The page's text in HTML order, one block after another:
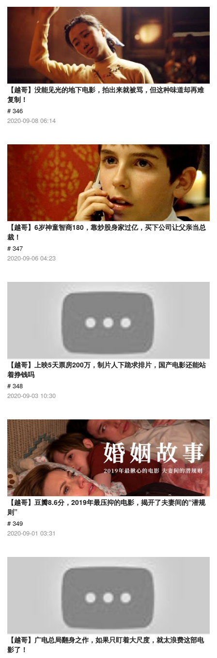
【越哥】没能见光的地下电影，拍出来就被骂，但这种味道却再难
复制！
# 346
2020-09-08 06:14
【越哥】6岁神童智商180，靠炒股身家过亿，买下公司让父亲当总
裁！
# 347
2020-09-06 04:23
【越哥】上映5天票房200万，制片人下跪求排片，国产电影还能站
着挣钱吗
# 348
2020-09-03 10:30
【越哥】豆瓣8.6分，2019年最压抑的电影，揭开了夫妻间的“潜规
则”
# 349
2020-09-01 03:31
【越哥】广电总局翻身之作，如果只盯着大尺度，就太浪费这部电
影了！